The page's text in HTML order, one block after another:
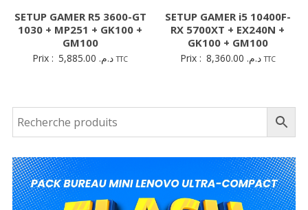
SETUP GAMER R5 3600-GT
1030 + MP251 + GK100 +
GM100
Prix : د.م. TTC
SETUP GAMER i5 10400F-
RX 5700XT + EX240N +
GK100 + GM100
Prix : د.م. TTC